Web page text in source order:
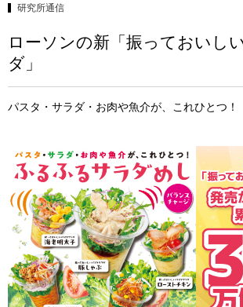
研究所通信
ローソンの新「振っておいし
ダ」
パスタ・サラダ・お肉や魚介が、これひとつ！